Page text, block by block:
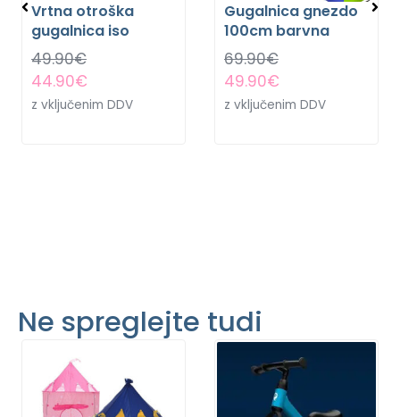
Vrtna otroška
gugalnica iso
49.90€
44.90€
z vključenim DDV
Gugalnica gnezdo
100cm barvna
69.90€
49.90€
z vključenim DDV
Ne spreglejte tudi